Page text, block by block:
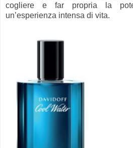
cogliere e far propria la
un’esperienza intensa di vita.